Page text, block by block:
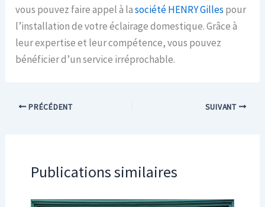
vous pouvez faire appel à lasociétéHENRY Gilles pour
l’installation de votre éclairage domestique. Grâce à
leur expertise et leur compétence, vous pouvez
bénéficier d’un service irréprochable.
PRÉCÉDENT SUIVANT
Publications similaires